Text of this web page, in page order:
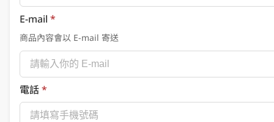
E-mail *
商品內容會以 E-mail 寄送
電話*